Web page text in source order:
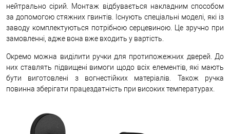
нейтрально сірий. Монтаж відбувається накладним способом
за допомогою стяжних гвинтів. Існують спеціальні моделі, які із
заводу комплектуються потрібною серцевиною. Це зручно при
замовленні, адже вона вже входить у вартість.
Окремо можна виділити ручки для протипожежних дверей. До
них ставлять підвищені вимоги щодо всіх елементів, які мають
бути виготовлені з вогнестійких матеріалів. Також ручка
повинна зберігати працездатність при високих температурах.